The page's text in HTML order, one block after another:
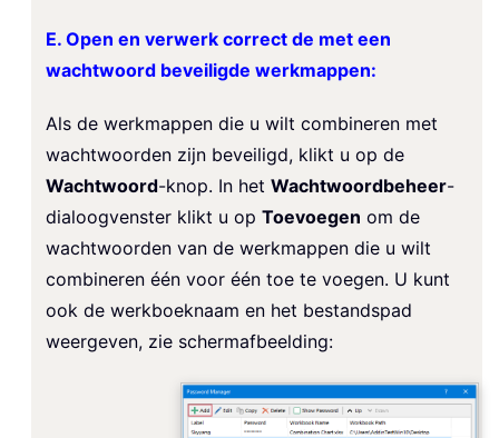
E. Open en verwerk correct de met een
wachtwoord beveiligde werkmappen:
Als de werkmappen die u wilt combineren met
wachtwoorden zijn beveiligd, klikt u op de
Wachtwoord-knop. In het Wachtwoordbeheer-
dialoogvenster klikt u op Toevoegen om de
wachtwoorden van de werkmappen die u wilt
combineren één voor één toe te voegen. U kunt
ook de werkboeknaam en het bestandspad
weergeven, zie schermafbeelding: